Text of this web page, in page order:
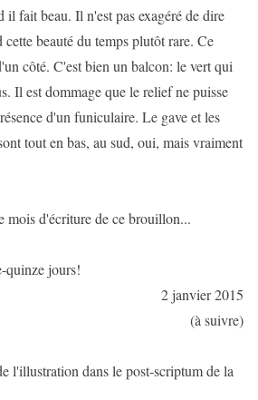
il fait beau. Il n'est pas exagéré de dire
beauté du temps plutôt rare. Ce
côté. C'est bien un balcon: le vert qui
Il est dommage que le relief ne puisse
d'un funiculaire. Le gave et les
tout en bas, au sud, oui, mais vraiment
mois d'écriture de ce brouillon...
quinze jours!
2 janvier 2015
(à suivre)
l'illustration dans le post-scriptum de la